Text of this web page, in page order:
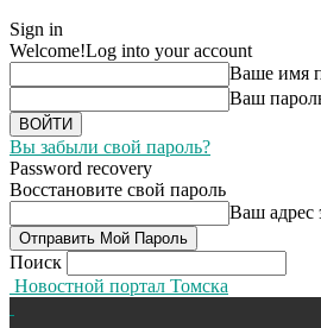
Sign in
Welcome!Log into your account
Ваше имя
Ваш
Вы забыли свой пароль?
Password recovery
Восстановите свой пароль
Ваш адрес
Поиск
Новостной портал Томска